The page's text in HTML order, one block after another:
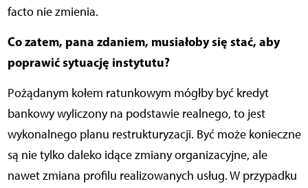
facto nie zmienia.
Co zatem, pana zdaniem, musiałoby się stać, aby
poprawić sytuację instytutu?
Pożądanym kołem ratunkowym mógłby być kredyt
bankowy wyliczony na podstawie realnego, to jest
wykonalnego planu restrukturyzacji. Być może konieczne
są nie tylko daleko idące zmiany organizacyjne, ale
nawet zmiana profilu realizowanych usług. W przypadku